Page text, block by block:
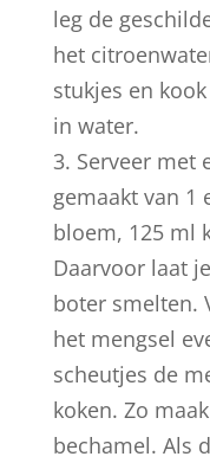
leg de
het
stukjes en
in water.
3. Serveer met
gemaakt van 1
bloem, 125 ml
Daarvoor laat
boter smelten.
het mengsel
scheutjes de
koken. Zo
bechamel. Als